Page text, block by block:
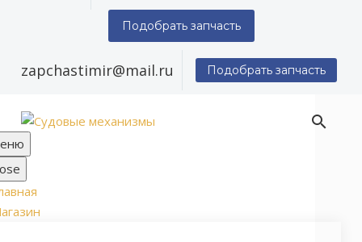
Подобрать запчасть
zapchastimir@mail.ru Подобрать запчасть